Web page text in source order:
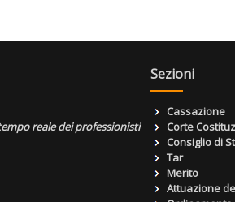
reale dei professionisti
Sezioni
Cassazione
Corte
Consiglio di
Tar
Merito
Attuazione